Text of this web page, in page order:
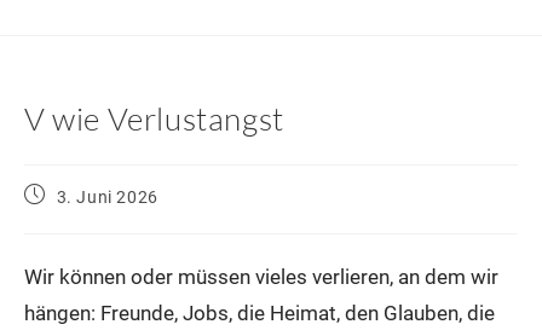
V wie Verlustangst
Beitrag3. Juni 2026
Wir können oder müssen vieles verlieren, an dem wir
hängen: Freunde, Jobs, die Heimat, den Glauben, die